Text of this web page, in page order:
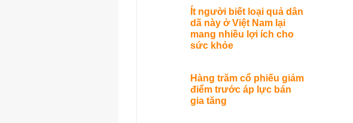
Ít người biết loại quả dân
dã này ở Việt Nam lại
mang nhiều lợi ích cho
sức khỏe
Hàng trăm cổ phiếu giảm
điểm trước áp lực bán
gia tăng